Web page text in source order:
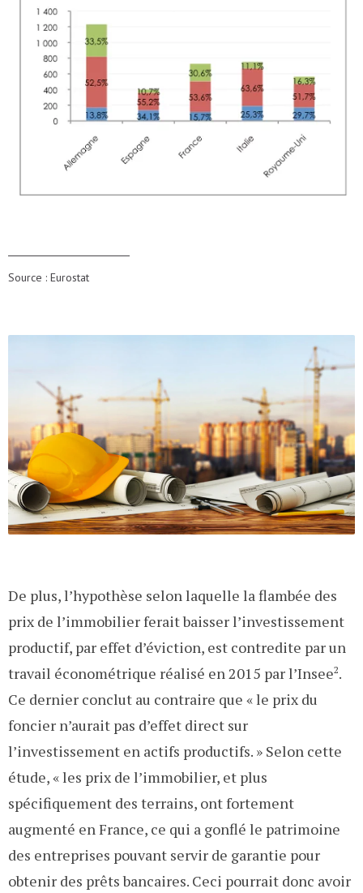
Source : Eurostat
De plus, l’hypothèse selon laquelle la flambée des
prix de l’immobilier ferait baisser l’investissement
productif, par effet d’éviction, est contredite par un
travail économétrique réalisé en 2015 par l’Insee2.
Ce dernier conclut au contraire que « le prix du
foncier n’aurait pas d’effet direct sur
l’investissement en actifs productifs. » Selon cette
étude, « les prix de l’immobilier, et plus
spécifiquement des terrains, ont fortement
augmenté en France, ce qui a gonflé le patrimoine
des entreprises pouvant servir de garantie pour
obtenir des prêts bancaires. Ceci pourrait donc avoir